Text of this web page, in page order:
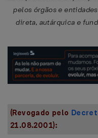
pelos órgãos e
direta, autárquica e
(Revogado pelo
21.08.2001):